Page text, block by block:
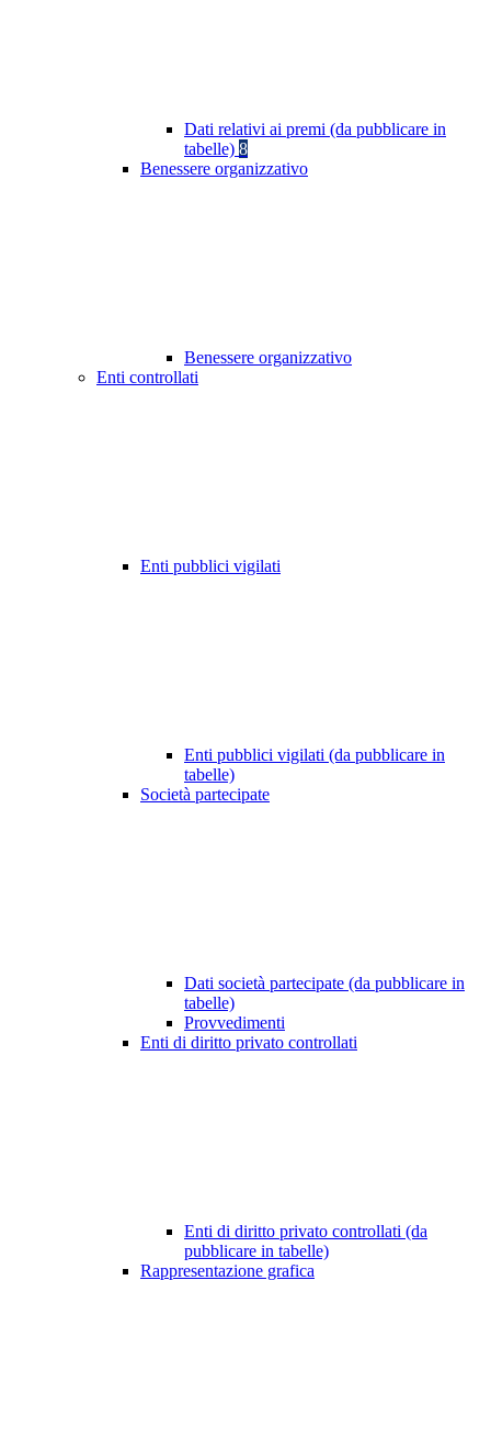
Dati relativi ai premi (da pubblicare in
tabelle) 8
Benessere organizzativo
Benessere organizzativo
Enti controllati
Enti pubblici vigilati
Enti pubblici vigilati (da pubblicare in
tabelle)
Società partecipate
Dati società partecipate (da pubblicare in
tabelle)
Provvedimenti
Enti di diritto privato controllati
Enti di diritto privato controllati (da
pubblicare in tabelle)
Rappresentazione grafica